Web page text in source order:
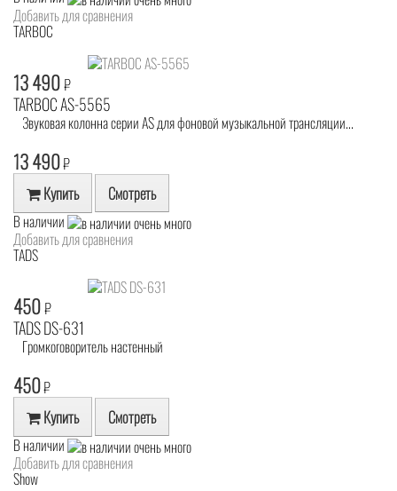
Добавить для сравнения
TARBOC
13 490₽
TARBOC AS-5565
Звуковая колонна серии AS для фоновой музыкальной трансляции...
13 490₽
Купить Смотреть
В наличии
Добавить для сравнения
TADS
450₽
TADS DS-631
Громкоговоритель настенный
450₽
Купить Смотреть
В наличии
Добавить для сравнения
Show